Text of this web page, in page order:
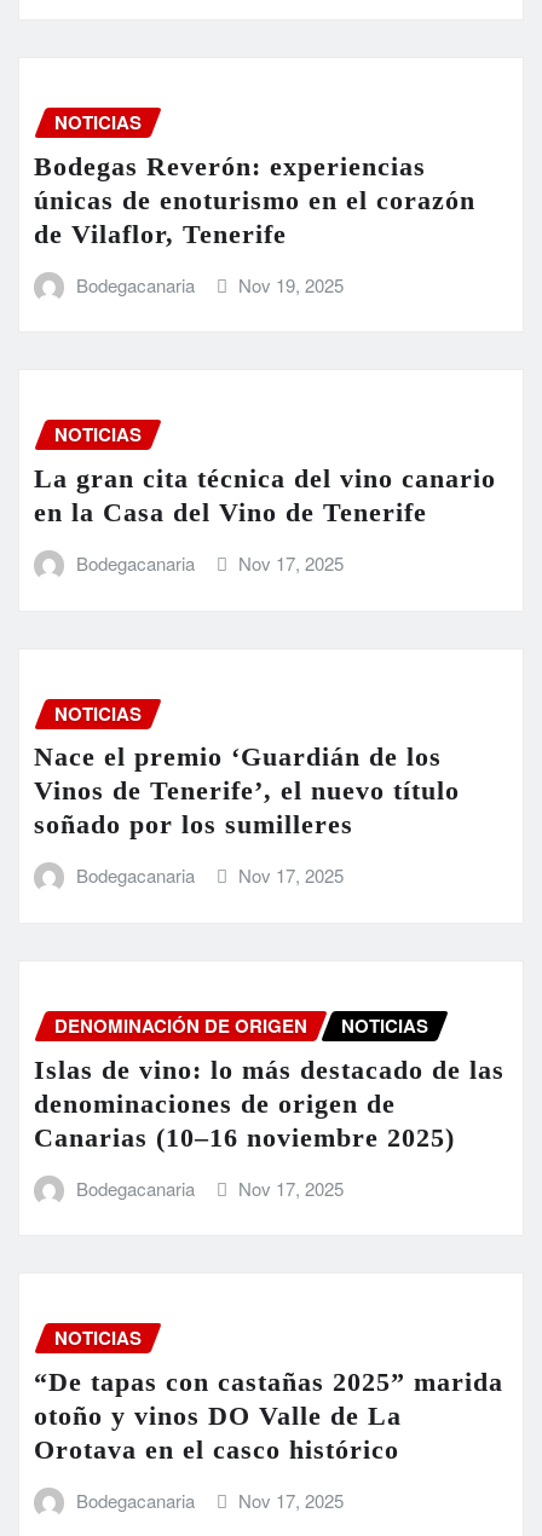
NOTICIAS
Bodegas Reverón: experiencias
únicas de enoturismo en el corazón
de Vilaflor, Tenerife
Bodegacanaria Nov 19, 2025
NOTICIAS
La gran cita técnica del vino canario
en la Casa del Vino de Tenerife
Bodegacanaria Nov 17, 2025
NOTICIAS
Nace el premio ‘Guardián de los
Vinos de Tenerife’, el nuevo título
soñado por los sumilleres
Bodegacanaria Nov 17, 2025
DENOMINACIÓN DE ORIGEN NOTICIAS
Islas de vino: lo más destacado de las
denominaciones de origen de
Canarias (10–16 noviembre 2025)
Bodegacanaria Nov 17, 2025
NOTICIAS
“De tapas con castañas 2025” marida
otoño y vinos DO Valle de La
Orotava en el casco histórico
Bodegacanaria Nov 17, 2025